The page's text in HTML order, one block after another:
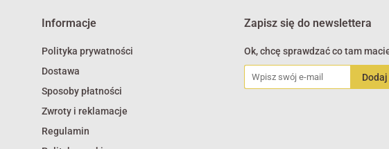
Informacje
Polityka prywatności
Dostawa
Sposoby płatności
Zwroty i reklamacje
Regulamin
Zapisz się do newslettera
Ok, chcę sprawdzać co tam